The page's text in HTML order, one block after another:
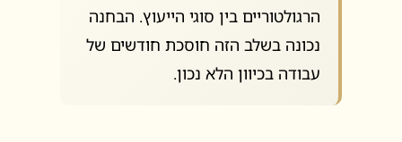
הרגולטוריים בין סוגי הייעוץ. הבחנה
נכונה בשלב הזה חוסכת חודשים של
עבודה בכיוון הלא נכון.